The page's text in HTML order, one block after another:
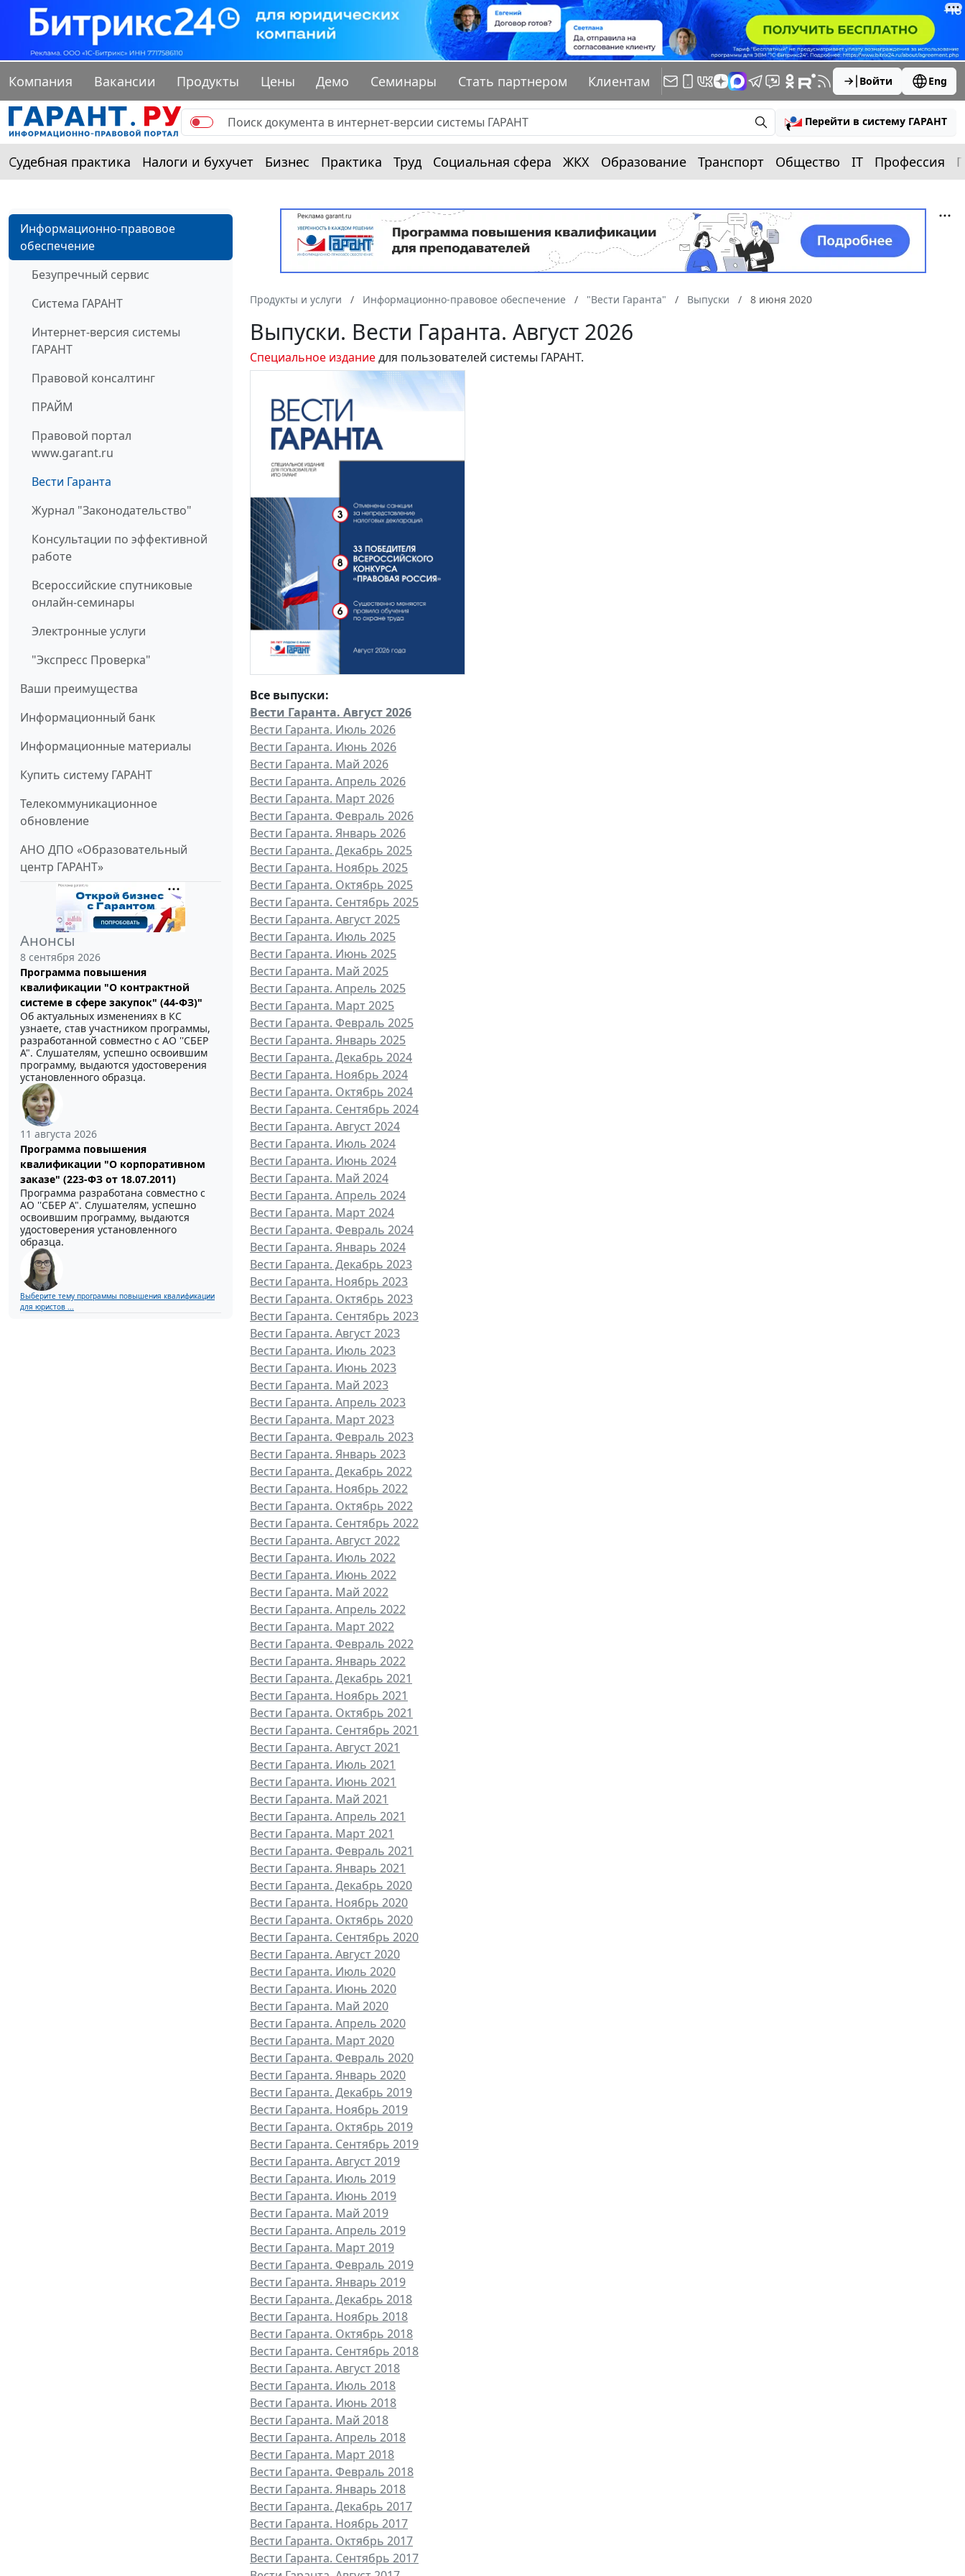
Компания Вакансии Продукты Цены Демо Семинары Стать партнером Клиентам Войти Eng
Перейти в систему ГАРАНТ
Судебная практика Налоги и бухучет Бизнес Практика Труд Социальная сфера ЖКХ Образование Транспорт Общество IT Профессия
Информационно-правовое
обеспечение
Безупречный сервис
Система ГАРАНТ
Интернет-версия системы
ГАРАНТ
Правовой консалтинг
ПРАЙМ
Правовой портал
www.garant.ru
Вести Гаранта
Журнал "Законодательство"
Консультации по эффективной
работе
Всероссийские спутниковые
онлайн-семинары
Электронные услуги
"Экспресс Проверка"
Ваши преимущества
Информационный банк
Информационные материалы
Купить систему ГАРАНТ
Телекоммуникационное
обновление
АНО ДПО «Образовательный
центр ГАРАНТ»
Анонсы
8 сентября 2026
Программа повышения
квалификации "О контрактной
системе в сфере закупок" (44-ФЗ)"
Об актуальных изменениях в КС
узнаете, став участником программы,
разработанной совместно с АО ''СБЕР
А". Слушателям, успешно освоившим
программу, выдаются удостоверения
установленного образца.
11 августа 2026
Программа повышения
квалификации "О корпоративном
заказе" (223-ФЗ от 18.07.2011)
Программа разработана совместно с
АО ''СБЕР А". Слушателям, успешно
освоившим программу, выдаются
удостоверения установленного
образца.
Выберите тему программы повышения квалификации
для юристов ...
Продукты и услуги Информационно-правовое обеспечение "Вести Гаранта" Выпуски 8 июня 2020
Выпуски. Вести Гаранта. Август 2026
Специальное изданиедля пользователей системы ГАРАНТ.
Все выпуски:
Вести Гаранта. Август 2026
Вести Гаранта. Июль 2026
Вести Гаранта. Июнь 2026
Вести Гаранта. Май 2026
Вести Гаранта. Апрель 2026
Вести Гаранта. Март 2026
Вести Гаранта. Февраль 2026
Вести Гаранта. Январь 2026
Вести Гаранта. Декабрь 2025
Вести Гаранта. Ноябрь 2025
Вести Гаранта. Октябрь 2025
Вести Гаранта. Сентябрь 2025
Вести Гаранта. Август 2025
Вести Гаранта. Июль 2025
Вести Гаранта. Июнь 2025
Вести Гаранта. Май 2025
Вести Гаранта. Апрель 2025
Вести Гаранта. Март 2025
Вести Гаранта. Февраль 2025
Вести Гаранта. Январь 2025
Вести Гаранта. Декабрь 2024
Вести Гаранта. Ноябрь 2024
Вести Гаранта. Октябрь 2024
Вести Гаранта. Сентябрь 2024
Вести Гаранта. Август 2024
Вести Гаранта. Июль 2024
Вести Гаранта. Июнь 2024
Вести Гаранта. Май 2024
Вести Гаранта. Апрель 2024
Вести Гаранта. Март 2024
Вести Гаранта. Февраль 2024
Вести Гаранта. Январь 2024
Вести Гаранта. Декабрь 2023
Вести Гаранта. Ноябрь 2023
Вести Гаранта. Октябрь 2023
Вести Гаранта. Сентябрь 2023
Вести Гаранта. Август 2023
Вести Гаранта. Июль 2023
Вести Гаранта. Июнь 2023
Вести Гаранта. Май 2023
Вести Гаранта. Апрель 2023
Вести Гаранта. Март 2023
Вести Гаранта. Февраль 2023
Вести Гаранта. Январь 2023
Вести Гаранта. Декабрь 2022
Вести Гаранта. Ноябрь 2022
Вести Гаранта. Октябрь 2022
Вести Гаранта. Сентябрь 2022
Вести Гаранта. Август 2022
Вести Гаранта. Июль 2022
Вести Гаранта. Июнь 2022
Вести Гаранта. Май 2022
Вести Гаранта. Апрель 2022
Вести Гаранта. Март 2022
Вести Гаранта. Февраль 2022
Вести Гаранта. Январь 2022
Вести Гаранта. Декабрь 2021
Вести Гаранта. Ноябрь 2021
Вести Гаранта. Октябрь 2021
Вести Гаранта. Сентябрь 2021
Вести Гаранта. Август 2021
Вести Гаранта. Июль 2021
Вести Гаранта. Июнь 2021
Вести Гаранта. Май 2021
Вести Гаранта. Апрель 2021
Вести Гаранта. Март 2021
Вести Гаранта. Февраль 2021
Вести Гаранта. Январь 2021
Вести Гаранта. Декабрь 2020
Вести Гаранта. Ноябрь 2020
Вести Гаранта. Октябрь 2020
Вести Гаранта. Сентябрь 2020
Вести Гаранта. Август 2020
Вести Гаранта. Июль 2020
Вести Гаранта. Июнь 2020
Вести Гаранта. Май 2020
Вести Гаранта. Апрель 2020
Вести Гаранта. Март 2020
Вести Гаранта. Февраль 2020
Вести Гаранта. Январь 2020
Вести Гаранта. Декабрь 2019
Вести Гаранта. Ноябрь 2019
Вести Гаранта. Октябрь 2019
Вести Гаранта. Сентябрь 2019
Вести Гаранта. Август 2019
Вести Гаранта. Июль 2019
Вести Гаранта. Июнь 2019
Вести Гаранта. Май 2019
Вести Гаранта. Апрель 2019
Вести Гаранта. Март 2019
Вести Гаранта. Февраль 2019
Вести Гаранта. Январь 2019
Вести Гаранта. Декабрь 2018
Вести Гаранта. Ноябрь 2018
Вести Гаранта. Октябрь 2018
Вести Гаранта. Сентябрь 2018
Вести Гаранта. Август 2018
Вести Гаранта. Июль 2018
Вести Гаранта. Июнь 2018
Вести Гаранта. Май 2018
Вести Гаранта. Апрель 2018
Вести Гаранта. Март 2018
Вести Гаранта. Февраль 2018
Вести Гаранта. Январь 2018
Вести Гаранта. Декабрь 2017
Вести Гаранта. Ноябрь 2017
Вести Гаранта. Октябрь 2017
Вести Гаранта. Сентябрь 2017